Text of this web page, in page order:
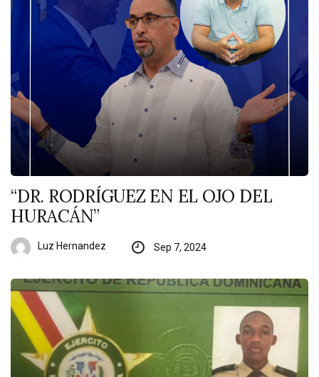
“DR. RODRÍGUEZ EN EL OJO DEL
HURACÁN”
Luz Hernandez Sep 7, 2024